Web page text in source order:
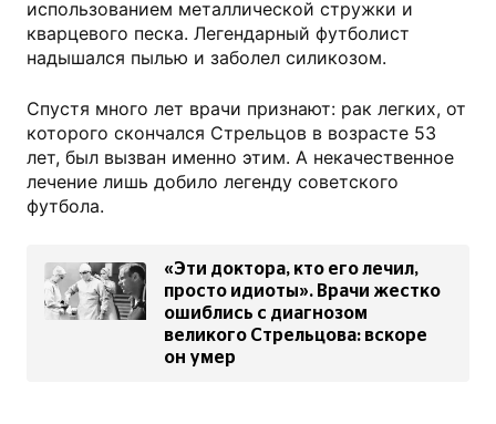
использованием металлической стружки и
кварцевого песка. Легендарный футболист
надышался пылью и заболел силикозом.
Спустя много лет врачи признают: рак легких, от
которого скончался Стрельцов в возрасте 53
лет, был вызван именно этим. А некачественное
лечение лишь добило легенду советского
футбола.
«Эти доктора, кто его лечил,
просто идиоты». Врачи жестко
ошиблись с диагнозом
великого Стрельцова: вскоре
он умер